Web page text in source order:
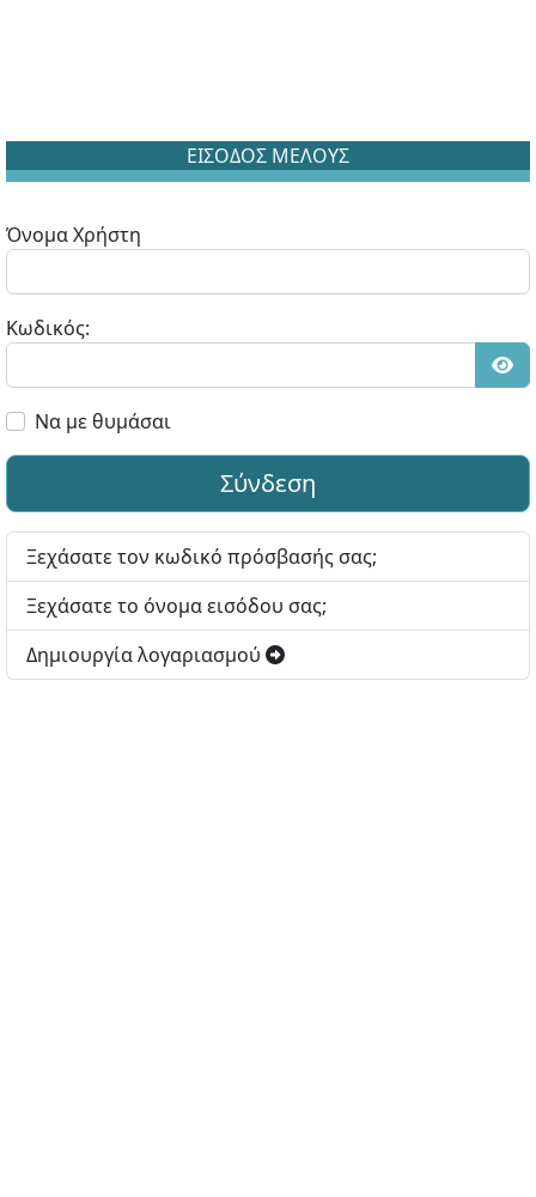
ΕΙΣΟΔΟΣ ΜΕΛΟΥΣ
Όνομα Χρήστη
Κωδικός:
Να με θυμάσαι
Σύνδεση
Ξεχάσατε τον κωδικό πρόσβασής σας;
Ξεχάσατε το όνομα εισόδου σας;
Δημιουργία λογαριασμού